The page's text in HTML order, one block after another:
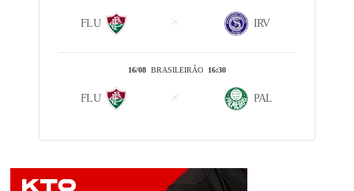
FLU IRV
16/08BRASILEIRÃO 16:30
FLU PAL